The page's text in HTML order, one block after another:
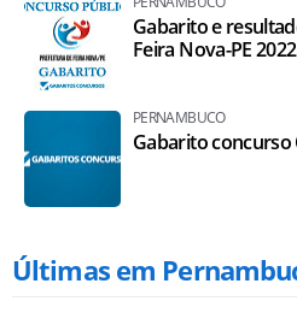
Gabarito e
Feira Nova-PE 2022
PERNAMBUCO
Gabarito concurso
Últimas em